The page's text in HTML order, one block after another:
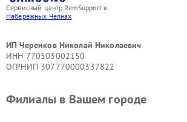
Сервисный центр RemSupport в
Набережных Челнах
ИП Черенков Николай Николаевич
ИНН 770503002150
ОГРНИП 307770000337822
Филиалы в Вашем городе